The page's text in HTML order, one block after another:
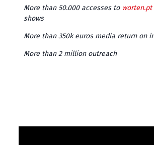
More than 50.000 accesses to worten.pt
shows
More than 350k euros media return on
More than 2 million outreach